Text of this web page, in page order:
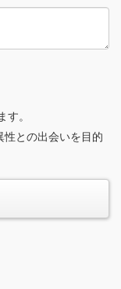
。
との出会いを目的